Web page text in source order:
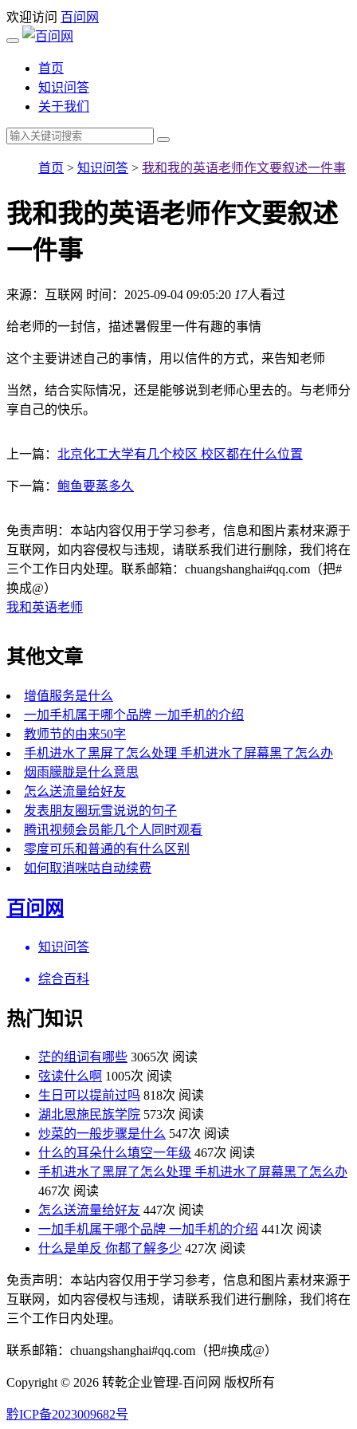
欢迎访问 百问网
首页
知识问答
关于我们
首页 > 知识问答 > 我和我的英语老师作文要叙述一件事
我和我的英语老师作文要叙述
一件事
来源：互联网 时间：2025-09-04 09:05:20 17人看过
给老师的一封信，描述暑假里一件有趣的事情
这个主要讲述自己的事情，用以信件的方式，来告知老师
当然，结合实际情况，还是能够说到老师心里去的。与老师分
享自己的快乐。
上一篇： 北京化工大学有几个校区 校区都在什么位置
下一篇： 鲍鱼要蒸多久
免责声明：本站内容仅用于学习参考，信息和图片素材来源于
互联网，如内容侵权与违规，请联系我们进行删除，我们将在
三个工作日内处理。联系邮箱：chuangshanghai#qq.com（把#
换成@）
我和英语老师
其他文章
增值服务是什么
一加手机属于哪个品牌 一加手机的介绍
教师节的由来50字
手机进水了黑屏了怎么处理 手机进水了屏幕黑了怎么办
烟雨朦胧是什么意思
怎么送流量给好友
发表朋友圈玩雪说说的句子
腾讯视频会员能几个人同时观看
零度可乐和普通的有什么区别
如何取消咪咕自动续费
百问网
知识问答
综合百科
热门知识
茫的组词有哪些 3065次 阅读
弦读什么啊 1005次 阅读
生日可以提前过吗 818次 阅读
湖北恩施民族学院 573次 阅读
炒菜的一般步骤是什么 547次 阅读
什么的耳朵什么填空一年级 467次 阅读
手机进水了黑屏了怎么处理 手机进水了屏幕黑了怎么办
467次 阅读
怎么送流量给好友 447次 阅读
一加手机属于哪个品牌 一加手机的介绍 441次 阅读
什么是单反 你都了解多少 427次 阅读
免责声明：本站内容仅用于学习参考，信息和图片素材来源于
互联网，如内容侵权与违规，请联系我们进行删除，我们将在
三个工作日内处理。
联系邮箱：chuangshanghai#qq.com（把#换成@）
Copyright © 2026 转乾企业管理-百问网 版权所有
黔ICP备2023009682号